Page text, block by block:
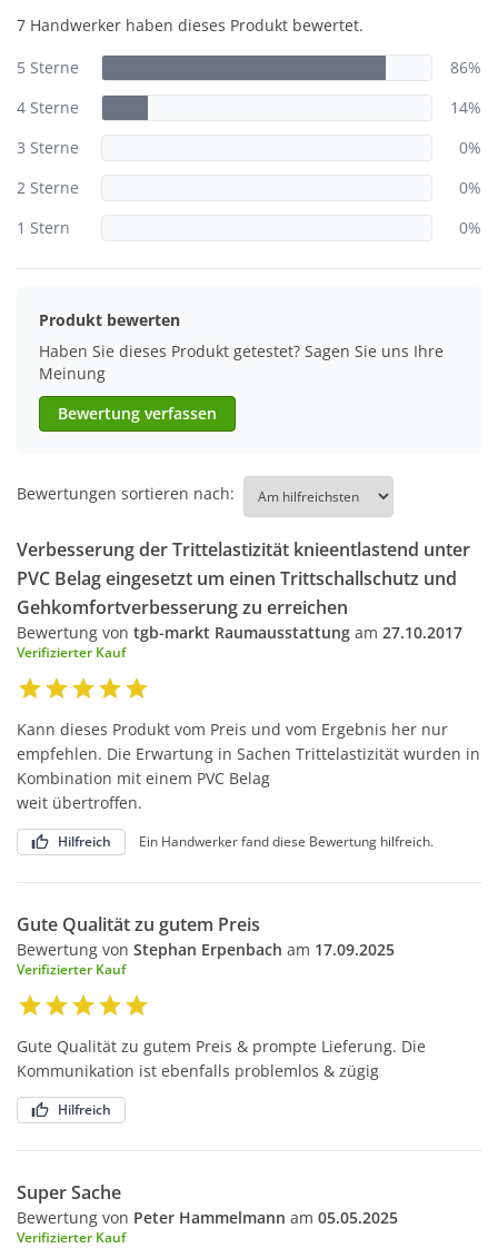
7 Handwerker haben dieses Produkt bewertet.
5 Sterne
86%
4 Sterne
14%
3 Sterne
0%
2 Sterne
0%
1 Stern
0%
Produkt bewerten
Haben Sie dieses Produkt getestet? Sagen Sie uns Ihre
Meinung
Bewertung verfassen
Bewertungen sortieren nach:
Verbesserung der Trittelastizität knieentlastend unter
PVC Belag eingesetzt um einen Trittschallschutz und
Gehkomfortverbesserung zu erreichen
Bewertung von tgb-markt Raumausstattung am 27.10.2017
Verifizierter Kauf
Kann dieses Produkt vom Preis und vom Ergebnis her nur
empfehlen. Die Erwartung in Sachen Trittelastizität wurden in
Kombination mit einem PVC Belag
weit übertroffen.
Hilfreich Ein Handwerker fand diese Bewertung hilfreich.
Gute Qualität zu gutem Preis
Bewertung von Stephan Erpenbach am 17.09.2025
Verifizierter Kauf
Gute Qualität zu gutem Preis & prompte Lieferung. Die
Kommunikation ist ebenfalls problemlos & zügig
Hilfreich
Super Sache
Bewertung von Peter Hammelmann am 05.05.2025
Verifizierter Kauf